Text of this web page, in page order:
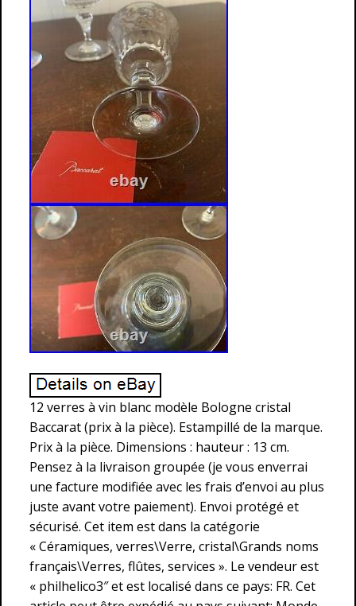
12 verres à vin blanc modèle Bologne cristal
Baccarat (prix à la pièce). Estampillé de la marque.
Prix à la pièce. Dimensions : hauteur : 13 cm.
Pensez à la livraison groupée (je vous enverrai
une facture modifiée avec les frais d’envoi au plus
juste avant votre paiement). Envoi protégé et
sécurisé. Cet item est dans la catégorie
« Céramiques, verres\Verre, cristal\Grands noms
français\Verres, flûtes, services ». Le vendeur est
« philhelico3″ et est localisé dans ce pays: FR. Cet